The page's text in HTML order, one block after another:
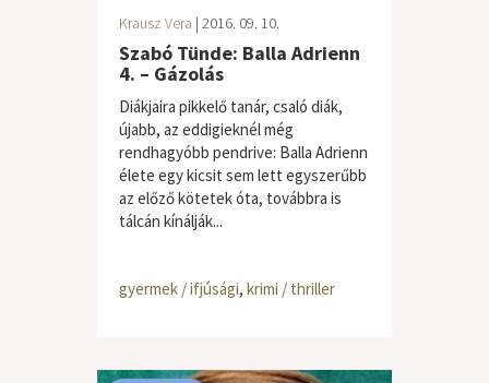
Krausz Vera | 2016. 09. 10.
Szabó Tünde: Balla Adrienn
4. – Gázolás
Diákjaira pikkelő tanár, csaló diák,
újabb, az eddigieknél még
rendhagyóbb pendrive: Balla Adrienn
élete egy kicsit sem lett egyszerűbb
az előző kötetek óta, továbbra is
tálcán kínálják...
gyermek / ifjúsági, krimi / thriller